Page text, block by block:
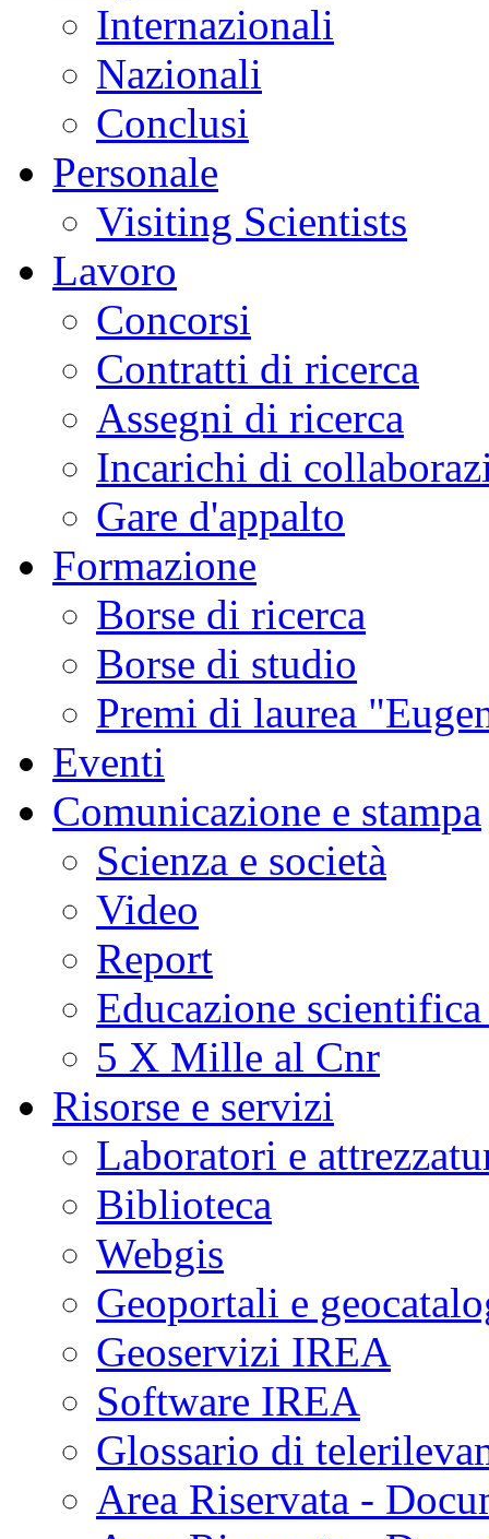
Internazionali
Nazionali
Conclusi
Personale
Visiting Scientists
Lavoro
Concorsi
Contratti di ricerca
Assegni di ricerca
Incarichi di
Gare d'appalto
Formazione
Borse di ricerca
Borse di studio
Premi di laurea
Eventi
Comunicazione e stampa
Scienza e società
Video
Report
Educazione
5 X Mille al Cnr
Risorse e servizi
Laboratori e
Biblioteca
Webgis
Geoportali e
Geoservizi IREA
Software IREA
Glossario di
Area Riservata -